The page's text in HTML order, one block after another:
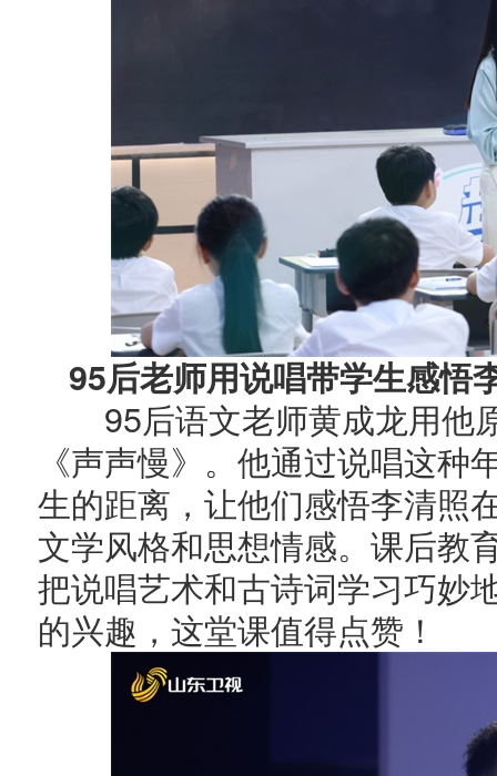
95后老师用说唱带学生感悟
95后语文老师黄成龙用他
《声声慢》。他通过说唱这
生的距离，让他们感悟李清照
文学风格和思想情感。课后教
把说唱艺术和古诗词学习巧妙
的兴趣，这堂课值得点赞！